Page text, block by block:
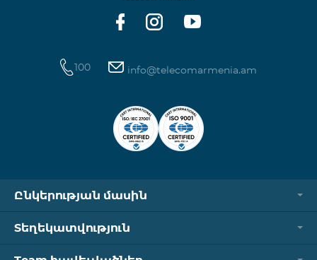
100 info@telecomarmenia.am
Ընկերության մասին
Տեղեկատվություն